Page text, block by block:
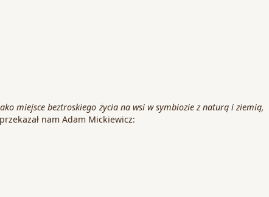
miejsce beztroskiego życia na wsi w symbiozie z naturą i ziemią,
nam Adam Mickiewicz: